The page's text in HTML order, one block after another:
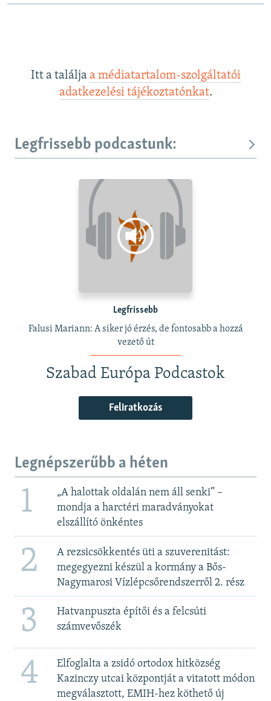
Itt a találja a médiatartalom-szolgáltatói
adatkezelési tájékoztatónkat.
Legfrissebb podcastunk:
Legfrissebb
Falusi Mariann: A siker jó érzés, de fontosabb a hozzá
vezető út
Szabad Európa Podcastok
Feliratkozás
Legnépszerűbb a héten
1
„A halottak oldalán nem áll senki” –
mondja a harctéri maradványokat
elszállító önkéntes
2
A rezsicsökkentés üti a szuverenitást:
megegyezni készül a kormány a Bős-
Nagymarosi Vízlépcsőrendszerről 2. rész
3
Hatvanpuszta építői és a felcsúti
számvevőszék
4
Elfoglalta a zsidó ortodox hitközség
Kazinczy utcai központját a vitatott módon
megválasztott, EMIH-hez köthető új